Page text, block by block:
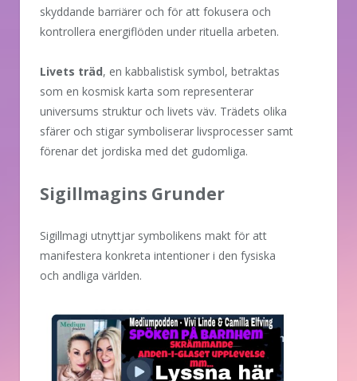
skyddande barriärer och för att fokusera och
kontrollera energiflöden under rituella arbeten.
Livets träd, en kabbalistisk symbol, betraktas
som en kosmisk karta som representerar
universums struktur och livets väv. Trädets olika
sfärer och stigar symboliserar livsprocesser samt
förenar det jordiska med det gudomliga.
Sigillmagins Grunder
Sigillmagi utnyttjar symbolikens makt för att
manifestera konkreta intentioner i den fysiska
och andliga världen.